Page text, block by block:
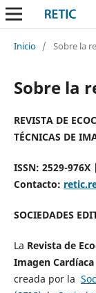
Inicio / Sobre la
Sobre la
REVISTA DE
TÉCNICAS DE
ISSN: 2529-976X |
Contacto:
SOCIEDADES
La Revista de
Imagen Cardíaca
creada por la